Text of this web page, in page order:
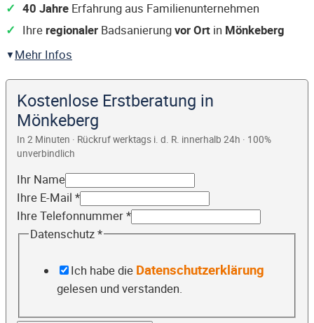
40 Jahre Erfahrung aus Familienunternehmen
Ihre regionaler Badsanierungvor Ort in Mönkeberg
Mehr Infos
Kostenlose Erstberatung in
Mönkeberg
In 2 Minuten · Rückruf werktags i. d. R. innerhalb 24h · 100%
unverbindlich
Ihr Name
Ihre E-Mail *
Ihre Telefonnummer*
Datenschutz*
Ich habe die Datenschutzerklärung
gelesen und verstanden.